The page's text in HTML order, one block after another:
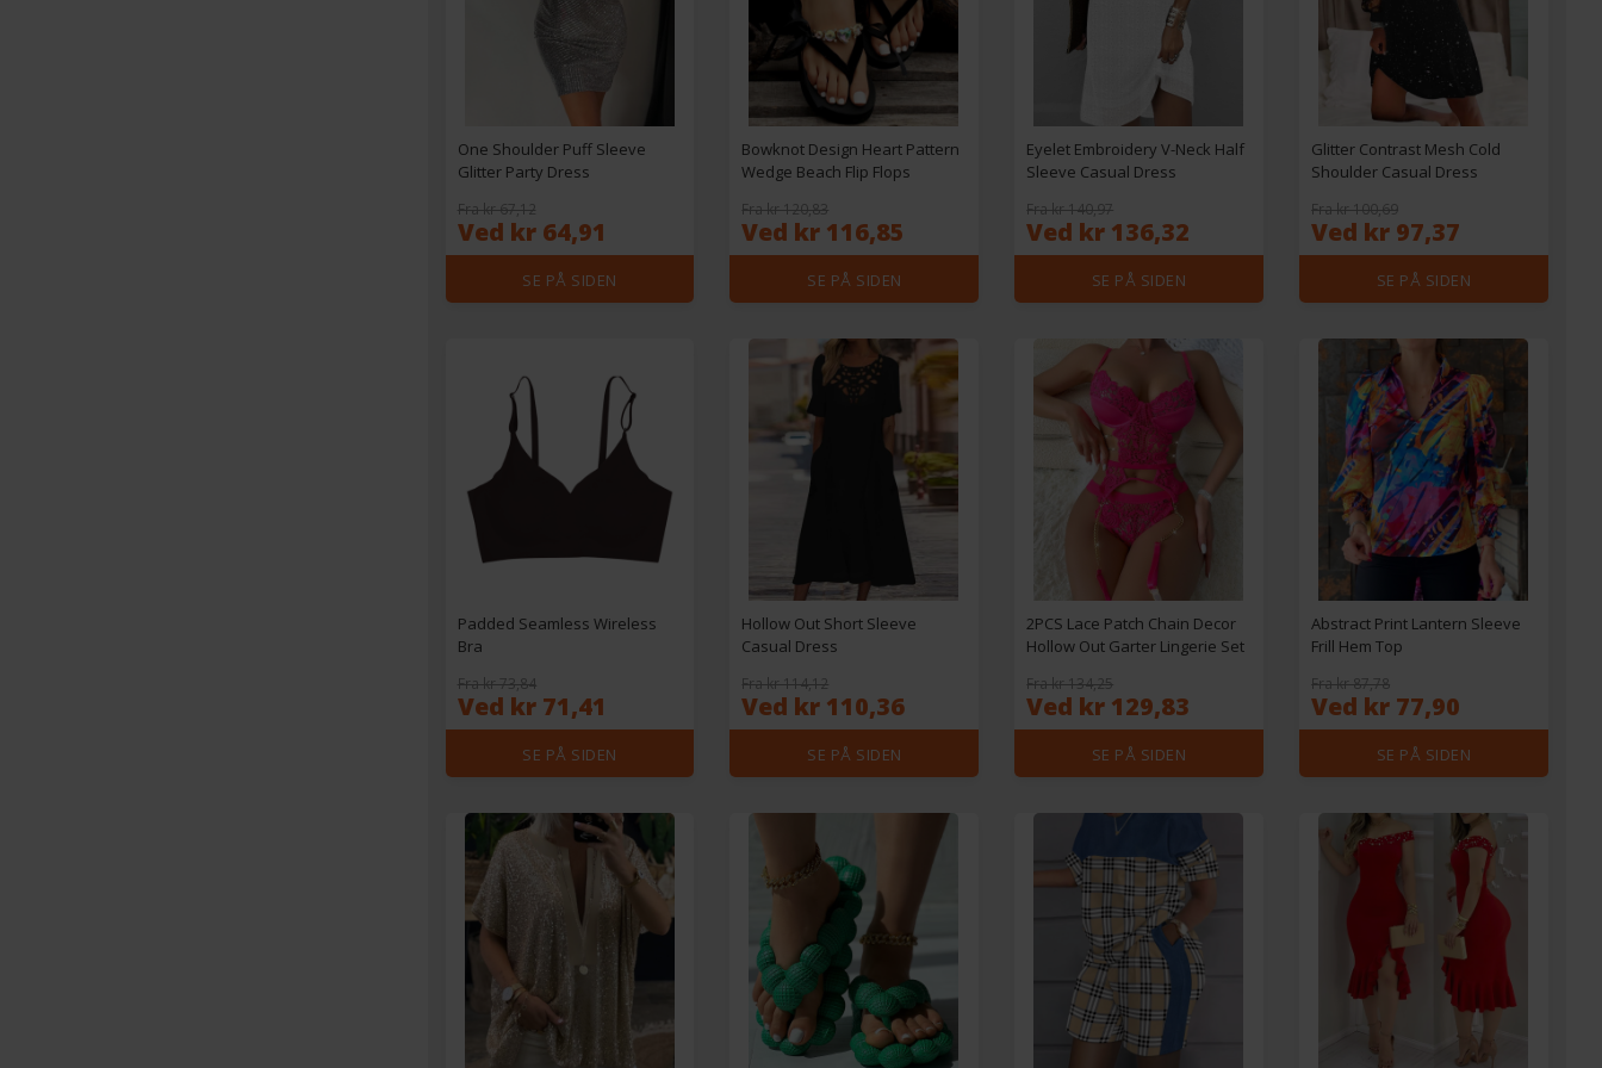
One Shoulder Puff Sleeve
Glitter Party Dress
Fra kr 67,12
Ved kr 64,91
SE PÅ SIDEN
Bowknot Design Heart Pattern
Wedge Beach Flip Flops
Fra kr 120,83
Ved kr 116,85
SE PÅ SIDEN
Eyelet Embroidery V-Neck Half
Sleeve Casual Dress
Fra kr 140,97
Ved kr 136,32
SE PÅ SIDEN
Glitter Contrast Mesh Cold
Shoulder Casual Dress
Fra kr 100,69
Ved kr 97,37
SE PÅ SIDEN
Padded Seamless Wireless
Bra
Fra kr 73,84
Ved kr 71,41
SE PÅ SIDEN
Hollow Out Short Sleeve
Casual Dress
Fra kr 114,12
Ved kr 110,36
SE PÅ SIDEN
2PCS Lace Patch Chain Decor
Hollow Out Garter Lingerie Set
Fra kr 134,25
Ved kr 129,83
SE PÅ SIDEN
Abstract Print Lantern Sleeve
Frill Hem Top
Fra kr 87,78
Ved kr 77,90
SE PÅ SIDEN